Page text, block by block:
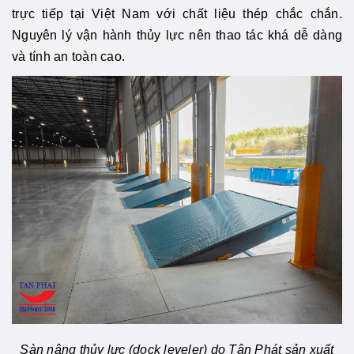
trực tiếp tại Việt Nam với chất liệu thép chắc chắn.
Nguyên lý vận hành thủy lực nên thao tác khá dễ dàng
và tính an toàn cao.
Sàn nâng thủy lực (dock leveler) do Tân Phát sản xuất